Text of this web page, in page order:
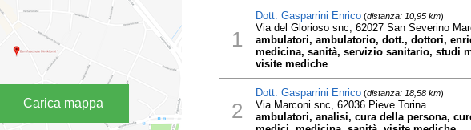
Carica mappa
1
Dott. Gasparrini Enrico(distanza: 10,95 km)
Via del Glorioso snc, 62027 San Severino
ambulatori, ambulatorio, dott., dottori,
medicina, sanità, servizio sanitario, studi
visite mediche
2
Dott. Gasparrini Enrico(distanza: 18,58 km)
Via Marconi snc, 62036 Pieve Torina
ambulatori, analisi, cura della persona,